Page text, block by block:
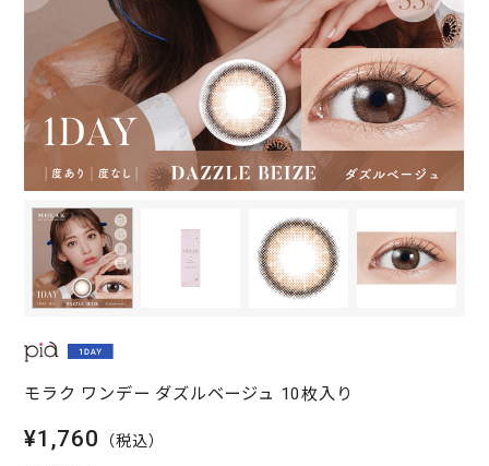
モラク ワンデー ダズルベージュ 10枚入り
¥1,760 （税込）